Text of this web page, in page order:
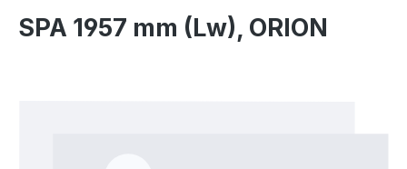
SPA 1957 mm (Lw), ORION